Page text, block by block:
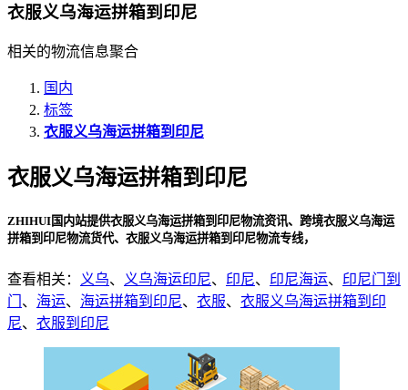
衣服义乌海运拼箱到印尼
相关的物流信息聚合
国内
标签
衣服义乌海运拼箱到印尼
衣服义乌海运拼箱到印尼
ZHIHUI国内站提供衣服义乌海运拼箱到印尼物流资讯、跨境衣服义乌海运
拼箱到印尼物流货代、衣服义乌海运拼箱到印尼物流专线，
查看相关： 义乌、 义乌海运印尼、 印尼、 印尼海运、 印尼门到
门 、 海运、 海运拼箱到印尼、 衣服、 衣服义乌海运拼箱到印
尼、 衣服到印尼